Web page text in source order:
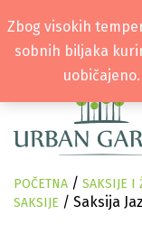
POČETNA / SAKSIJE I
SAKSIJE / Saksija
Zbog visokih
sobnih biljaka